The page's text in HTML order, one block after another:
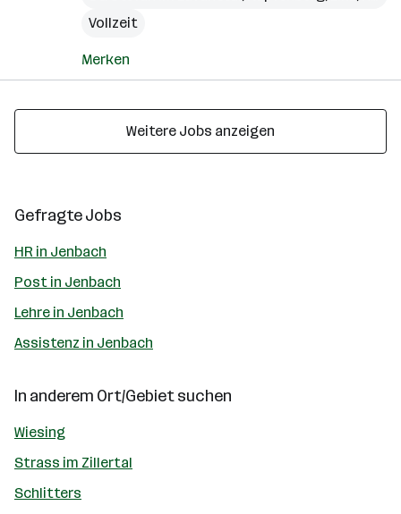
Vollzeit
Merken
Weitere Jobs anzeigen
Gefragte Jobs
HR in Jenbach
Post in Jenbach
Lehre in Jenbach
Assistenz in Jenbach
In anderem Ort/Gebiet suchen
Wiesing
Strass im Zillertal
Schlitters